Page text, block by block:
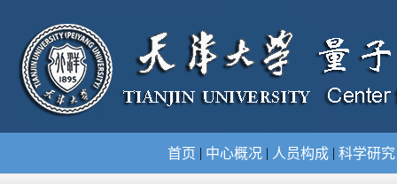
首页 | 中心概况 | 人员构成 | 科学研